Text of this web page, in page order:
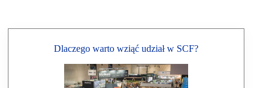
Dlaczego warto wziąć udział w SCF?